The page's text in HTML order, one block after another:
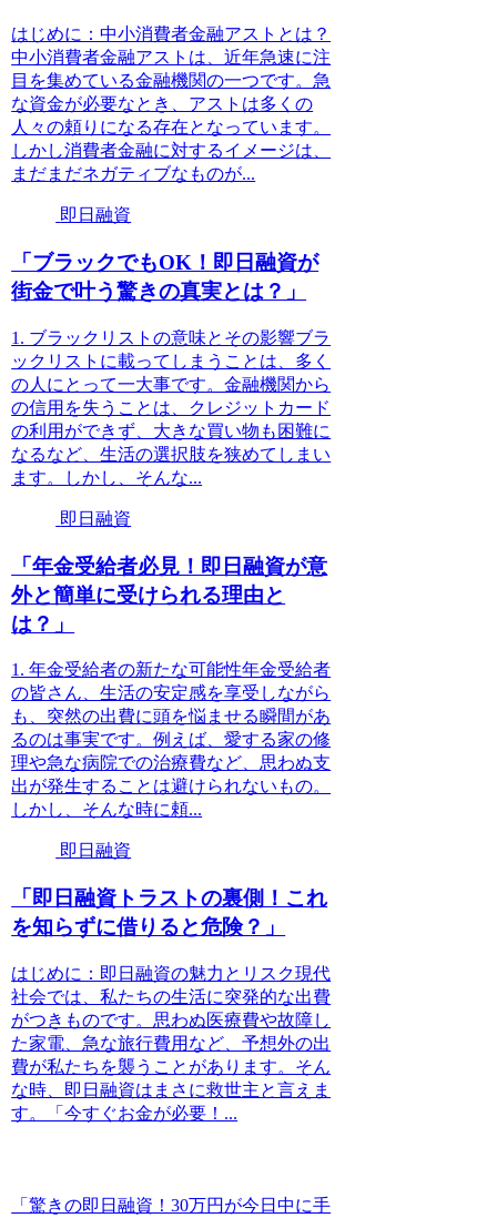
はじめに：中小消費者金融アストとは？
中小消費者金融アストは、近年急速に注
目を集めている金融機関の一つです。急
な資金が必要なとき、アストは多くの
人々の頼りになる存在となっています。
しかし消費者金融に対するイメージは、
まだまだネガティブなものが...
即日融資
「ブラックでもOK！即日融資が
街金で叶う驚きの真実とは？」
1. ブラックリストの意味とその影響ブラ
ックリストに載ってしまうことは、多く
の人にとって一大事です。金融機関から
の信用を失うことは、クレジットカード
の利用ができず、大きな買い物も困難に
なるなど、生活の選択肢を狭めてしまい
ます。しかし、そんな...
即日融資
「年金受給者必見！即日融資が意
外と簡単に受けられる理由と
は？」
1. 年金受給者の新たな可能性年金受給者
の皆さん、生活の安定感を享受しながら
も、突然の出費に頭を悩ませる瞬間があ
るのは事実です。例えば、愛する家の修
理や急な病院での治療費など、思わぬ支
出が発生することは避けられないもの。
しかし、そんな時に頼...
即日融資
「即日融資トラストの裏側！これ
を知らずに借りると危険？」
はじめに：即日融資の魅力とリスク現代
社会では、私たちの生活に突発的な出費
がつきものです。思わぬ医療費や故障し
た家電、急な旅行費用など、予想外の出
費が私たちを襲うことがあります。そん
な時、即日融資はまさに救世主と言えま
す。「今すぐお金が必要！...
「驚きの即日融資！30万円が今日中に手